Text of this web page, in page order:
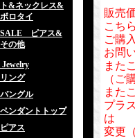
ト&ネックレス&
ボロタイ
SALE ピアス&
その他
リング
バングル
ペンダントトップ
ピアス
販売
こち
ご購
お問
また
（ご
また
プラ
は
変更